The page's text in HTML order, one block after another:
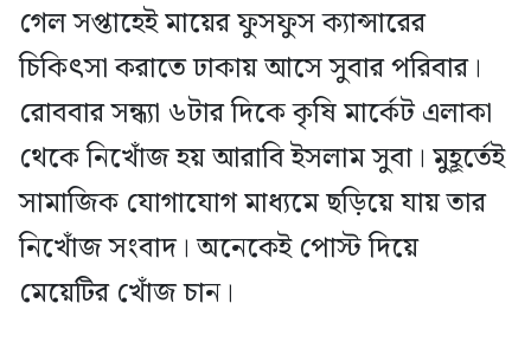
গেল সপ্তাহেই মায়ের ফুসফুস ক্যান্সারের
চিকিৎসা করাতে ঢাকায় আসে সুবার পরিবার।
রোববার সন্ধ্যা ৬টার দিকে কৃষি মার্কেট এলাকা
থেকে নিখোঁজ হয় আরাবি ইসলাম সুবা। মুহূর্তেই
সামাজিক যোগাযোগ মাধ্যমে ছড়িয়ে যায় তার
নিখোঁজ সংবাদ। অনেকেই পোস্ট দিয়ে
মেয়েটির খোঁজ চান।